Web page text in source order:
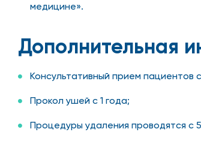
медицине».
Дополнительная
Консультативный прием пациентов
Прокол ушей с 1 года;
Процедуры удаления проводятся с